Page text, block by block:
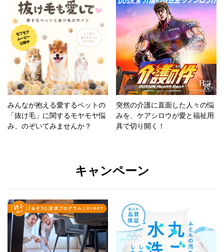
みんなが抱える愛するペットの
「抜け毛」に関するモヤモヤ悩
み、のぞいてみませんか？
突然の介護に直面した人々の悩
みを、ケアシロウが愛と福祉用
具で切り開く！
キャンペーン